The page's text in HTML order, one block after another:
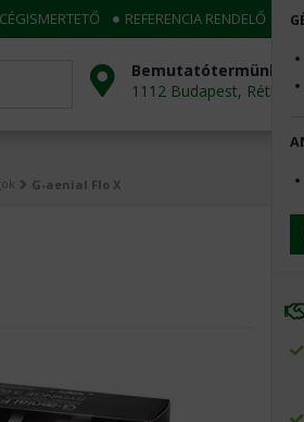
CÉGISMERTETŐ REFERENCIA RENDELŐ
Bemutatótermünk
1112 Budapest,
G-aenial Flo X